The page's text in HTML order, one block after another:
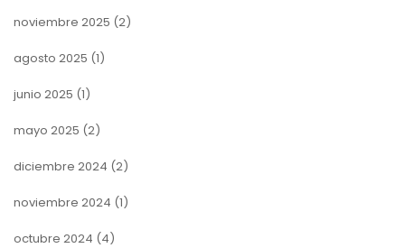
noviembre 2025 (2)
agosto 2025 (1)
junio 2025 (1)
mayo 2025 (2)
diciembre 2024 (2)
noviembre 2024 (1)
octubre 2024 (4)